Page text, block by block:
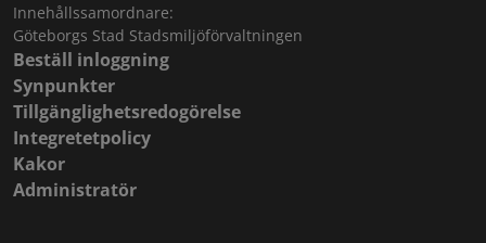
Innehållssamordnare:
Göteborgs Stad Stadsmiljöförvaltningen
Beställ inloggning
Synpunkter
Tillgänglighetsredogörelse
Integretetpolicy
Kakor
Administratör